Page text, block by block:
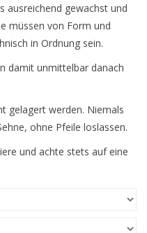
ausreichend gewachst und
müssen von Form und
in Ordnung sein.
damit unmittelbar danach
gelagert werden. Niemals
ohne Pfeile loslassen.
und achte stets auf eine